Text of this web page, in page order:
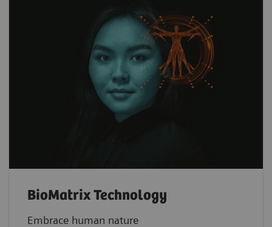
BioMatrix Technology
Embrace human nature